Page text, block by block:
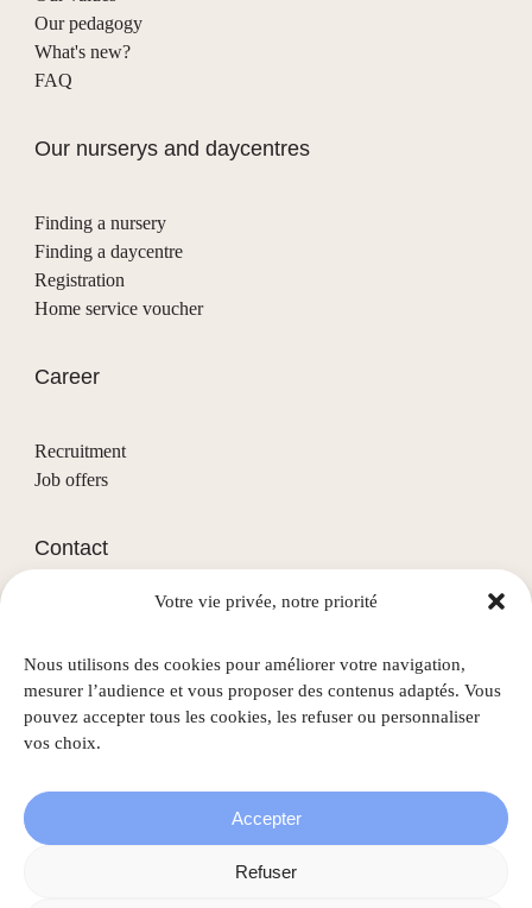
Votre vie privée, notre priorité
Nous utilisons des cookies pour améliorer votre navigation,
mesurer l’audience et vous proposer des contenus adaptés. Vous
pouvez accepter tous les cookies, les refuser ou personnaliser
vos choix.
Accepter
Refuser
Our pedagogy
What's new?
FAQ
Our nurserys and daycentres
Finding a nursery
Finding a daycentre
Registration
Home service voucher
Career
Recruitment
Job offers
Contact
L-3911 Mondercange
Nascht • All rights reserved |